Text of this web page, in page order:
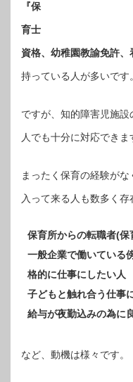
『保
育士
資格、幼稚園教諭免許、
持っている人が多いです。
ですが、知的障害児施
人でも十分に対応できま
まったく保育の経験が
入って来る人も数多く存
保育所からの転職者(保
一般企業で働いている
格的に仕事にしたい人
子どもと触れ合う仕事
給与が夜勤込みの為に
など、動機は様々です。